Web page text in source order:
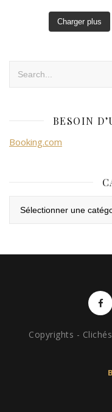
Charger plus
BESOIN
Booking.com
Copyrights -